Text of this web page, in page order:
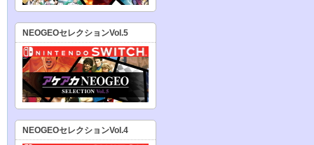
NEOGEOセレクションVol.5
NEOGEOセレクションVol.4